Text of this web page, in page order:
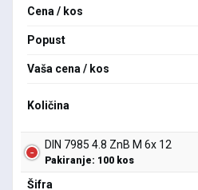
Cena / kos
Popust
Vaša cena / kos
Količina
DIN 7985 4.8 ZnB M 6x 12
Pakiranje: 100 kos
Šifra